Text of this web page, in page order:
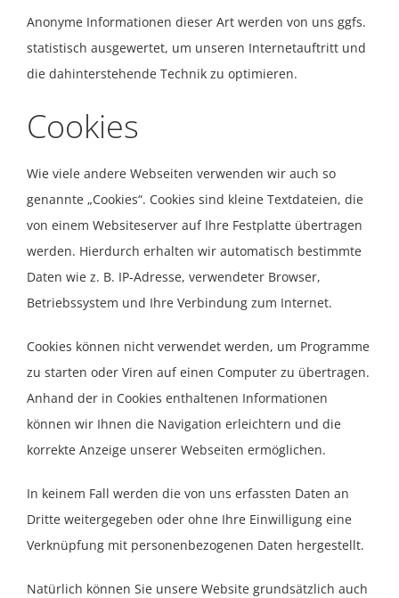
Anonyme Informationen dieser Art werden von uns ggfs.
statistisch ausgewertet, um unseren Internetauftritt und
die dahinterstehende Technik zu optimieren.
Cookies
Wie viele andere Webseiten verwenden wir auch so
genannte „Cookies“. Cookies sind kleine Textdateien, die
von einem Websiteserver auf Ihre Festplatte übertragen
werden. Hierdurch erhalten wir automatisch bestimmte
Daten wie z. B. IP-Adresse, verwendeter Browser,
Betriebssystem und Ihre Verbindung zum Internet.
Cookies können nicht verwendet werden, um Programme
zu starten oder Viren auf einen Computer zu übertragen.
Anhand der in Cookies enthaltenen Informationen
können wir Ihnen die Navigation erleichtern und die
korrekte Anzeige unserer Webseiten ermöglichen.
In keinem Fall werden die von uns erfassten Daten an
Dritte weitergegeben oder ohne Ihre Einwilligung eine
Verknüpfung mit personenbezogenen Daten hergestellt.
Natürlich können Sie unsere Website grundsätzlich auch